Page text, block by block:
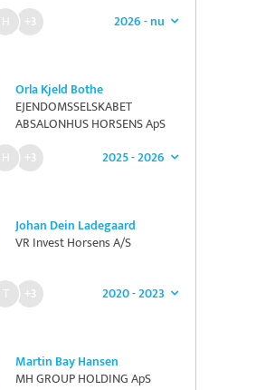
2026 - nu
+3
Orla Kjeld Bothe
EJENDOMSSELSKABET
ABSALONHUS HORSENS ApS
2025 - 2026
+3
Johan Dein Ladegaard
VR Invest Horsens A/S
2020 - 2023
+3
Martin Bay Hansen
MH GROUP HOLDING ApS